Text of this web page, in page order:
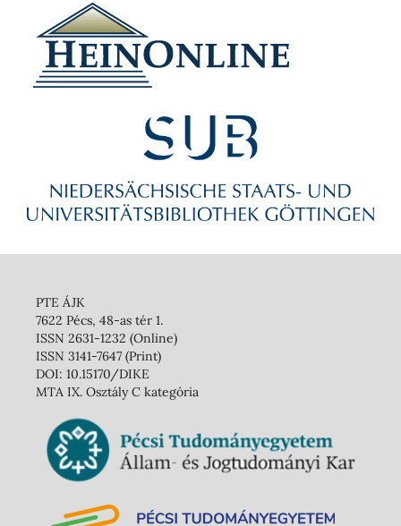
PTE ÁJK
7622 Pécs, 48-as tér 1.
ISSN 2631-1232 (Online)
ISSN 3141-7647 (Print)
DOI: 10.15170/DIKE
MTA IX. Osztály C kategória